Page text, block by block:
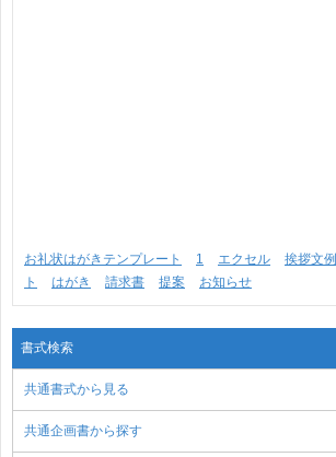
お礼状はがきテンプレート 1 エクセル 挨拶文例
ト
はがき 請求書 提案 お知らせ
書式検索
共通書式から見る
共通企画書から探す